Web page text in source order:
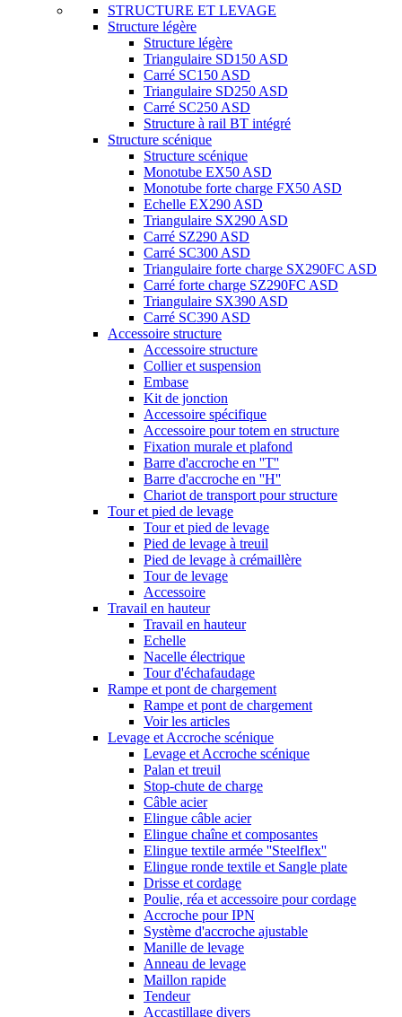
STRUCTURE ET LEVAGE
Structure légère
Structure légère
Triangulaire SD150 ASD
Carré SC150 ASD
Triangulaire SD250 ASD
Carré SC250 ASD
Structure à rail BT intégré
Structure scénique
Structure scénique
Monotube EX50 ASD
Monotube forte charge FX50 ASD
Echelle EX290 ASD
Triangulaire SX290 ASD
Carré SZ290 ASD
Carré SC300 ASD
Triangulaire forte charge SX290FC ASD
Carré forte charge SZ290FC ASD
Triangulaire SX390 ASD
Carré SC390 ASD
Accessoire structure
Accessoire structure
Collier et suspension
Embase
Kit de jonction
Accessoire spécifique
Accessoire pour totem en structure
Fixation murale et plafond
Barre d'accroche en ''T''
Barre d'accroche en ''H''
Chariot de transport pour structure
Tour et pied de levage
Tour et pied de levage
Pied de levage à treuil
Pied de levage à crémaillère
Tour de levage
Accessoire
Travail en hauteur
Travail en hauteur
Echelle
Nacelle électrique
Tour d'échafaudage
Rampe et pont de chargement
Rampe et pont de chargement
Voir les articles
Levage et Accroche scénique
Levage et Accroche scénique
Palan et treuil
Stop-chute de charge
Câble acier
Elingue câble acier
Elingue chaîne et composantes
Elingue textile armée ''Steelflex''
Elingue ronde textile et Sangle plate
Drisse et cordage
Poulie, réa et accessoire pour cordage
Accroche pour IPN
Système d'accroche ajustable
Manille de levage
Anneau de levage
Maillon rapide
Tendeur
Accastillage divers